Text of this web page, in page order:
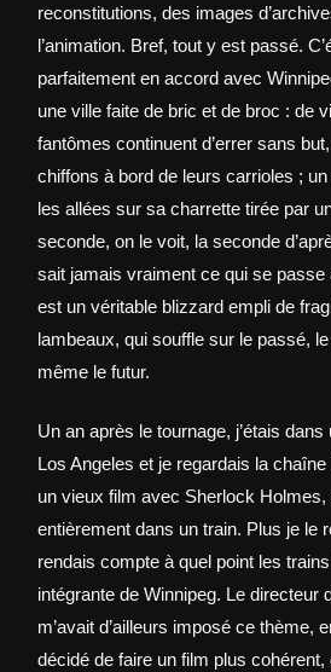
reconstitutions, des images
l’animation. Bref, tout y est passé.
parfaitement en accord avec
une ville faite de bric et de broc : de
fantômes continuent d’errer sans
chiffons à bord de leurs carrioles ;
les allées sur sa charrette tirée par
seconde, on le voit, la seconde
sait jamais vraiment ce qui se passe
est un véritable blizzard empli de
lambeaux, qui souffle sur le passé,
même le futur.
Un an après le tournage, j’étais dans
Los Angeles et je regardais la
un vieux film avec Sherlock Holmes,
entièrement dans un train. Plus je le
rendais compte à quel point les
intégrante de Winnipeg. Le directeur
m’avait d’ailleurs imposé ce thème,
décidé de faire un film plus